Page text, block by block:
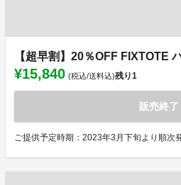
【超早割】20％OFF FIXTOTE
¥15,840 (税込/送料込)残り1
販売終了
ご提供予定時期：2023年3月下旬より順次